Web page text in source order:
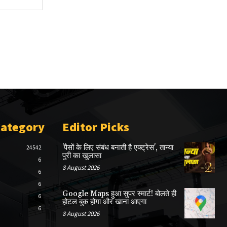
24542
6
6
6
6
6
Editor Picks
'पैसों के लिए संबंध बनाती है एक्ट्रेस', तान्या
पुरी का खुलासा
8 August 2026
Google Maps हुआ सुपर स्मार्ट! बोलते ही
होटल बुक होगा और खाना आएगा
8 August 2026